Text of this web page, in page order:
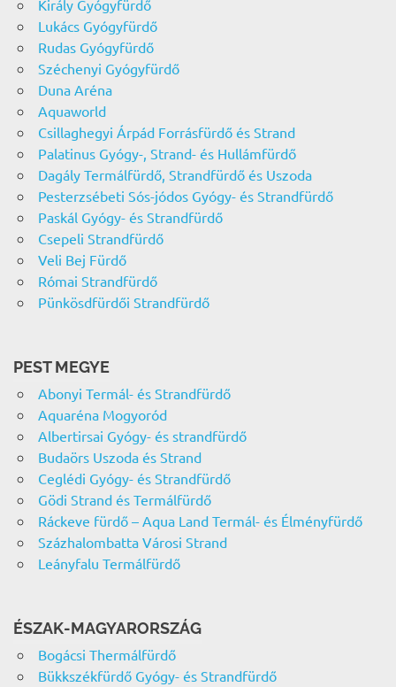
Király Gyógyfürdő
Lukács Gyógyfürdő
Rudas Gyógyfürdő
Széchenyi Gyógyfürdő
Duna Aréna
Aquaworld
Csillaghegyi Árpád Forrásfürdő és Strand
Palatinus Gyógy-, Strand- és Hullámfürdő
Dagály Termálfürdő, Strandfürdő és Uszoda
Pesterzsébeti Sós-jódos Gyógy- és Strandfürdő
Paskál Gyógy- és Strandfürdő
Csepeli Strandfürdő
Veli Bej Fürdő
Római Strandfürdő
Pünkösdfürdői Strandfürdő
PEST MEGYE
Abonyi Termál- és Strandfürdő
Aquaréna Mogyoród
Albertirsai Gyógy- és strandfürdő
Budaörs Uszoda és Strand
Ceglédi Gyógy- és Strandfürdő
Gödi Strand és Termálfürdő
Ráckeve fürdő – Aqua Land Termál- és Élményfürdő
Százhalombatta Városi Strand
Leányfalu Termálfürdő
ÉSZAK-MAGYARORSZÁG
Bogácsi Thermálfürdő
Bükkszékfürdő Gyógy- és Strandfürdő